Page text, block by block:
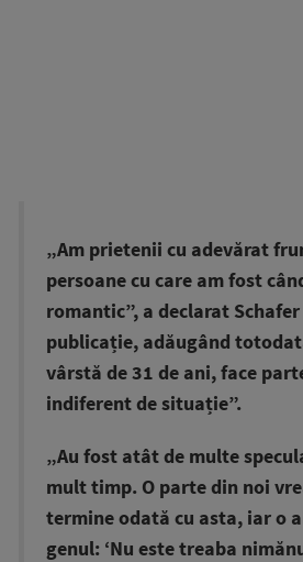
„Am prietenii cu adevărat
persoane cu care am fost
romantic”, a declarat
publicație, adăugând
vârstă de 31 de ani, face
indiferent de situație”.
„Au fost atât de multe
mult timp. O parte din noi
termine odată cu asta, iar o
genul: ‘Nu este treaba